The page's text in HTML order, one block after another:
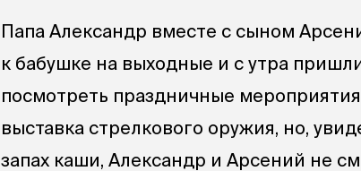
Папа Александр вместе с сыном
к бабушке на выходные и с утра
посмотреть праздничные
выставка стрелкового оружия, но,
запах каши, Александр и Арсений не